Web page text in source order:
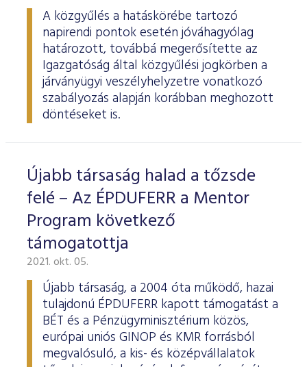
A közgyűlés a hatáskörébe tartozó
napirendi pontok esetén jóváhagyólag
határozott, továbbá megerősítette az
Igazgatóság által közgyűlési jogkörben a
járványügyi veszélyhelyzetre vonatkozó
szabályozás alapján korábban meghozott
döntéseket is.
Újabb társaság halad a tőzsde
felé – Az ÉPDUFERR a Mentor
Program következő
támogatottja
2021. okt. 05.
Újabb társaság, a 2004 óta működő, hazai
tulajdonú ÉPDUFERR kapott támogatást a
BÉT és a Pénzügyminisztérium közös,
európai uniós GINOP és KMR forrásból
megvalósuló, a kis- és középvállalatok